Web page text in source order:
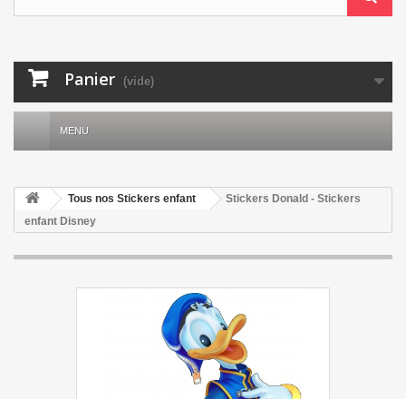
Panier (vide)
MENU
Tous nos Stickers enfant
Stickers Donald - Stickers
enfant Disney